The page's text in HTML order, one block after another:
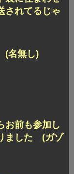
されてるじゃ
(名無し)
お前も参加し
ました (ガゾ